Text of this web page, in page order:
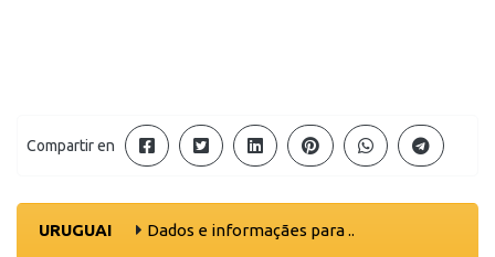
Compartir en
URUGUAI
Dados e informaçães para ..